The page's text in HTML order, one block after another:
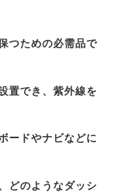
つための必需品で
置でき、紫外線を
ードやナビなどに
どのようなダッシ